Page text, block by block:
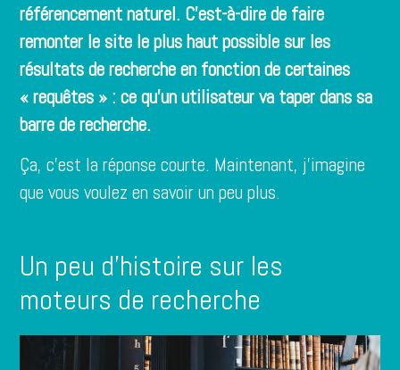
référencement naturel. C’est-à-dire de faire
remonter le site le plus haut possible sur les
résultats de recherche en fonction de certaines
« requêtes » : ce qu’un utilisateur va taper dans sa
barre de recherche.
Ça, c’est la réponse courte. Maintenant, j’imagine
que vous voulez en savoir un peu plus.
Un peu d’histoire sur les
moteurs de recherche